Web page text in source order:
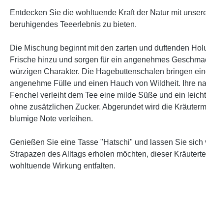
Entdecken Sie die wohltuende Kraft der Natur mit
beruhigendes Teeerlebnis zu bieten.
Die Mischung beginnt mit den zarten und duftenden
Frische hinzu und sorgen für ein angenehmes
würzigen Charakter. Die Hagebuttenschalen bringen
angenehme Fülle und einen Hauch von Wildheit. Ihre
Fenchel verleiht dem Tee eine milde Süße und ein
ohne zusätzlichen Zucker. Abgerundet wird die
blumige Note verleihen.
Genießen Sie eine Tasse "Hatschi" und lassen Sie
Strapazen des Alltags erholen möchten, dieser
wohltuende Wirkung entfalten.